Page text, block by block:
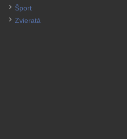
Šport
Zvieratá